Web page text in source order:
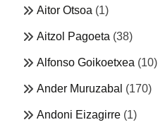
Aitor Otsoa (1)
Aitzol Pagoeta (38)
Alfonso Goikoetxea (10)
Ander Muruzabal (170)
Andoni Eizagirre (1)